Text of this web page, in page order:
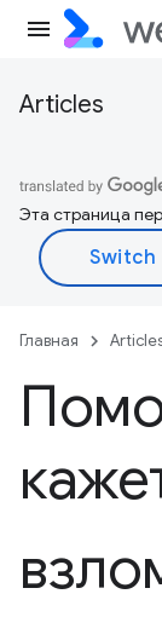
Articles
Эта страница
Главная